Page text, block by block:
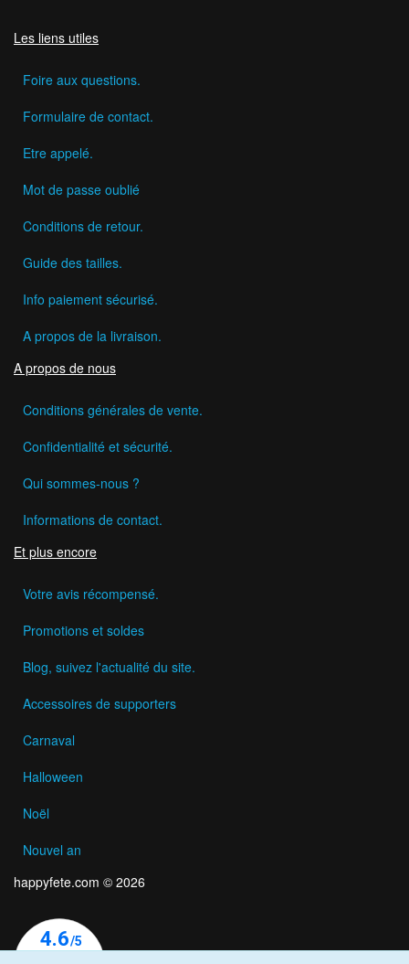
Les liens utiles
Foire aux questions.
Formulaire de contact.
Etre appelé.
Mot de passe oublié
Conditions de retour.
Guide des tailles.
Info paiement sécurisé.
A propos de la livraison.
A propos de nous
Conditions générales de vente.
Confidentialité et sécurité.
Qui sommes-nous ?
Informations de contact.
Et plus encore
Votre avis récompensé.
Promotions et soldes
Blog, suivez l'actualité du site.
Accessoires de supporters
Carnaval
Halloween
Noël
Nouvel an
happyfete.com © 2026